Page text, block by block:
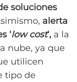
soluciones
alerta
‘low cost‘, a la
nube, ya que
utilicen
tipo de